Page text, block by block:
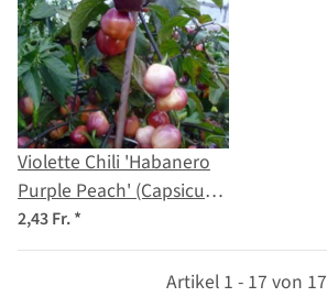
Violette Chili 'Habanero
Purple Peach' (Capsicum
chinense) Samen
2,43 Fr.*
Artikel 1 - 17 von 17